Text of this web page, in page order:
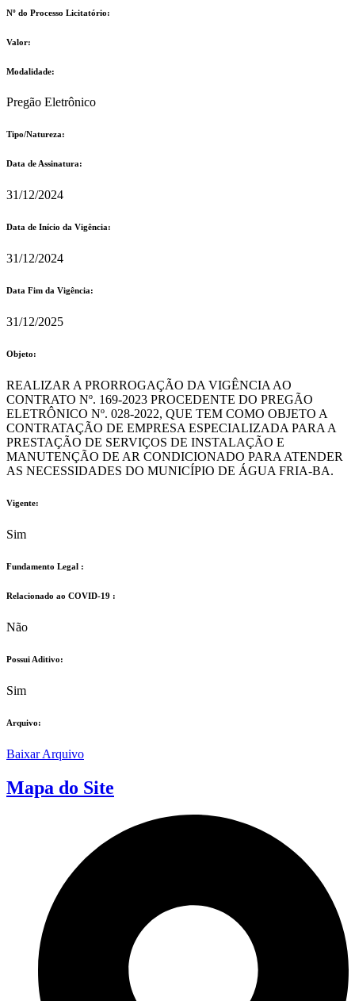
Nº do Processo Licitatório:
Valor:
Modalidade:
Pregão Eletrônico
Tipo/Natureza:
Data de Assinatura:
31/12/2024
Data de Início da Vigência:
31/12/2024
Data Fim da Vigência:
31/12/2025
Objeto:
REALIZAR A PRORROGAÇÃO DA VIGÊNCIA AO
CONTRATO Nº. 169-2023 PROCEDENTE DO PREGÃO
ELETRÔNICO Nº. 028-2022, QUE TEM COMO OBJETO A
CONTRATAÇÃO DE EMPRESA ESPECIALIZADA PARA A
PRESTAÇÃO DE SERVIÇOS DE INSTALAÇÃO E
MANUTENÇÃO DE AR CONDICIONADO PARA ATENDER
AS NECESSIDADES DO MUNICÍPIO DE ÁGUA FRIA-BA.
Vigente:
Sim
Fundamento Legal :​
Relacionado ao COVID-19 :​
Não
Possui Aditivo:​
Sim
Arquivo:
Baixar Arquivo
Mapa do Site